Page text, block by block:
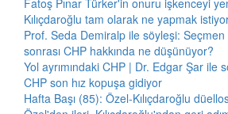
Fatoş Pınar Türker'in onuru işkenceyi
Kılıçdaroğlu tam olarak ne yapmak
Prof. Seda Demiralp ile söyleşi:
sonrası CHP hakkında ne düşünüyor?
Yol ayrımındaki CHP | Dr. Edgar Şar ile
CHP son hız kopuşa gidiyor
Hafta Başı (85): Özel-Kılıçdaroğlu